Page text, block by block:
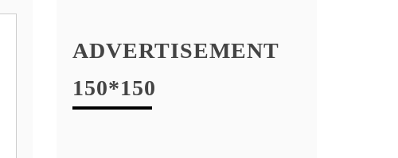
ADVERTISEMENT
150*150